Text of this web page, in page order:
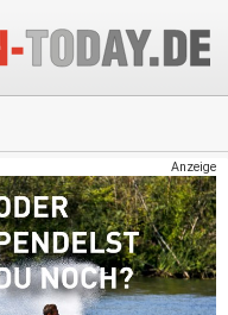
Anzeige